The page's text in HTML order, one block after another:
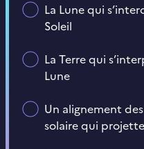
La Lune qui
Soleil
La Terre qui
Lune
Un alignement
solaire qui